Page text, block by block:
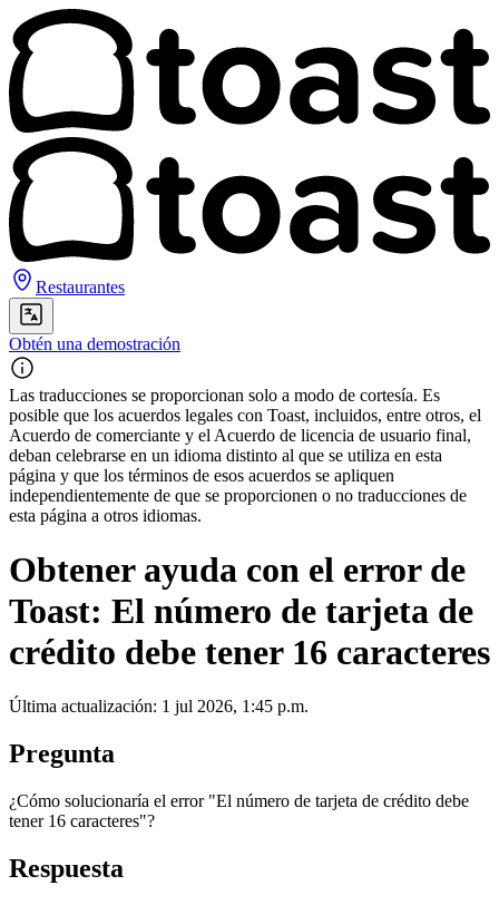
Restaurantes
Obtén una demostración
Las traducciones se proporcionan solo a modo de cortesía. Es
posible que los acuerdos legales con Toast, incluidos, entre otros, el
Acuerdo de comerciante y el Acuerdo de licencia de usuario final,
deban celebrarse en un idioma distinto al que se utiliza en esta
página y que los términos de esos acuerdos se apliquen
independientemente de que se proporcionen o no traducciones de
esta página a otros idiomas.
Obtener ayuda con el error de
Toast: El número de tarjeta de
crédito debe tener 16 caracteres
Última actualización: 1 jul 2026, 1:45 p.m.
Pregunta
¿Cómo solucionaría el error "El número de tarjeta de crédito debe
tener 16 caracteres"?
Respuesta